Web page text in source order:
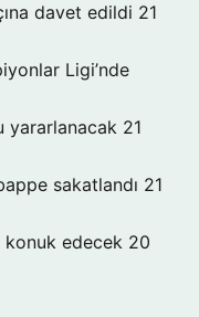
davet edildi 21
Ligi’nde
yararlanacak 21
sakatlandı 21
konuk edecek 20